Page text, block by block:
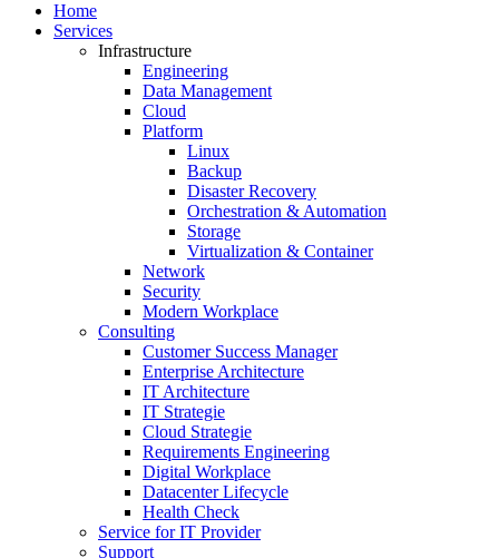
Home
Services
Infrastructure
Engineering
Data Management
Cloud
Platform
Linux
Backup
Disaster Recovery
Orchestration & Automation
Storage
Virtualization & Container
Network
Security
Modern Workplace
Consulting
Customer Success Manager
Enterprise Architecture
IT Architecture
IT Strategie
Cloud Strategie
Requirements Engineering
Digital Workplace
Datacenter Lifecycle
Health Check
Service for IT Provider
Support